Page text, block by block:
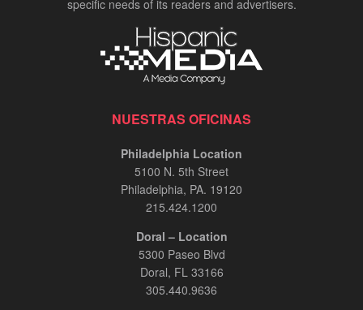
specific needs of its readers and advertisers.
NUESTRAS OFICINAS
Philadelphia Location
5100 N. 5th Street
Philadelphia, PA. 19120
215.424.1200
Doral – Location
5300 Paseo Blvd
Doral, FL 33166
305.440.9636